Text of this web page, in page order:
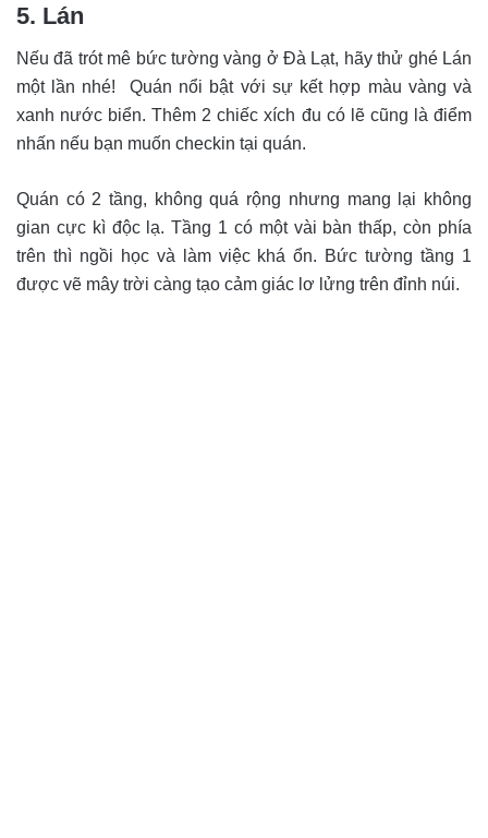
5. Lán
Nếu đã trót mê bức tường vàng ở Đà Lạt, hãy thử ghé Lán
một lần nhé! Quán nổi bật với sự kết hợp màu vàng và
xanh nước biển. Thêm 2 chiếc xích đu có lẽ cũng là điểm
nhấn nếu bạn muốn checkin tại quán.
Quán có 2 tầng, không quá rộng nhưng mang lại không
gian cực kì độc lạ. Tầng 1 có một vài bàn thấp, còn phía
trên thì ngồi học và làm việc khá ổn. Bức tường tầng 1
được vẽ mây trời càng tạo cảm giác lơ lửng trên đỉnh núi.